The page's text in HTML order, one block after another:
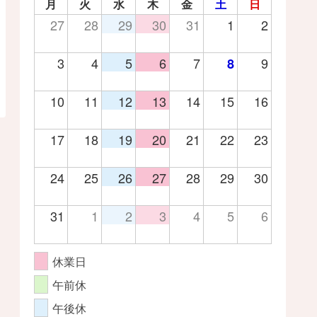
月 火 水 木 金 土 日
27 28 29 30 31 1 2
3 4 5 6 7 8 9
10 11 12 13 14 15 16
17 18 19 20 21 22 23
24 25 26 27 28 29 30
31 1 2 3 4 5 6
休業日
午前休
午後休